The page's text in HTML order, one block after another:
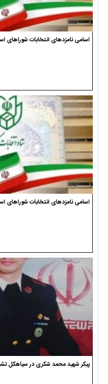
اسامی نامزدهای انتخابات شوراهای
اسامی نامزدهای انتخابات شوراهای
پیکر شهید محمد شکری در سیاهکل